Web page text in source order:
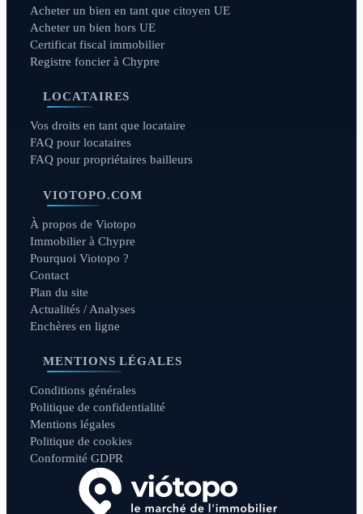
Acheter un bien en tant que citoyen UE
Acheter un bien hors UE
Certificat fiscal immobilier
Registre foncier à Chypre
LOCATAIRES
Vos droits en tant que locataire
FAQ pour locataires
FAQ pour propriétaires bailleurs
VIOTOPO.COM
À propos de Viotopo
Immobilier à Chypre
Pourquoi Viotopo ?
Contact
Plan du site
Actualités / Analyses
Enchères en ligne
MENTIONS LÉGALES
Conditions générales
Politique de confidentialité
Mentions légales
Politique de cookies
Conformité GDPR